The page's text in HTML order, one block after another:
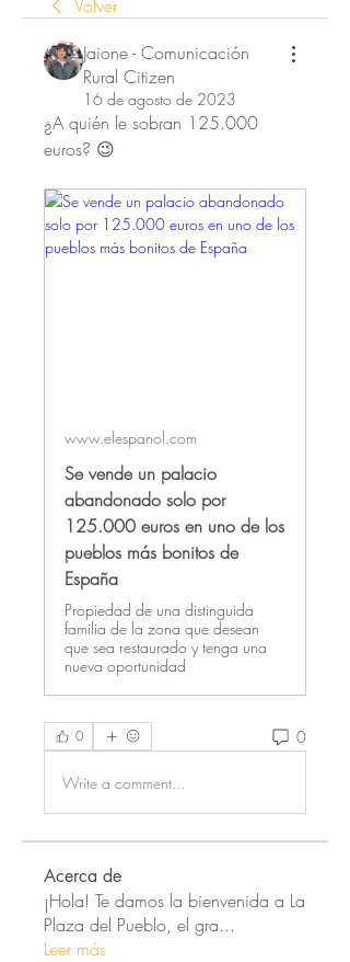
Volver
Jaione - Comunicación
Rural Citizen
16 de agosto de 2023
¿A quién le sobran 125.000
euros? 😉
www.elespanol.com
Se vende un palacio
abandonado solo por
125.000 euros en uno de los
pueblos más bonitos de
España
Propiedad de una distinguida
familia de la zona que desean
que sea restaurado y tenga una
nueva oportunidad
0 0
Write a comment...
Acerca de
¡Hola! Te damos la bienvenida a La
Plaza del Pueblo, el gra...
Leer más